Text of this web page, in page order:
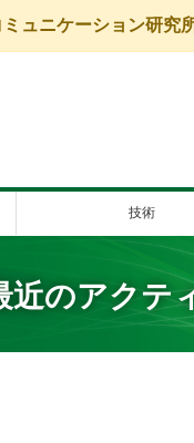
ュニケーション研究
技術
近のアクテ